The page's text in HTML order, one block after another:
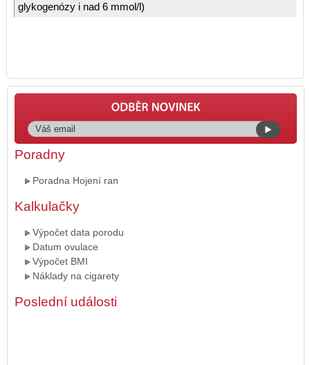
glykogenózy i nad 6 mmol/l)
Poradny
Poradna Hojení ran
Kalkulačky
Výpočet data porodu
Datum ovulace
Výpočet BMI
Náklady na cigarety
Poslední události